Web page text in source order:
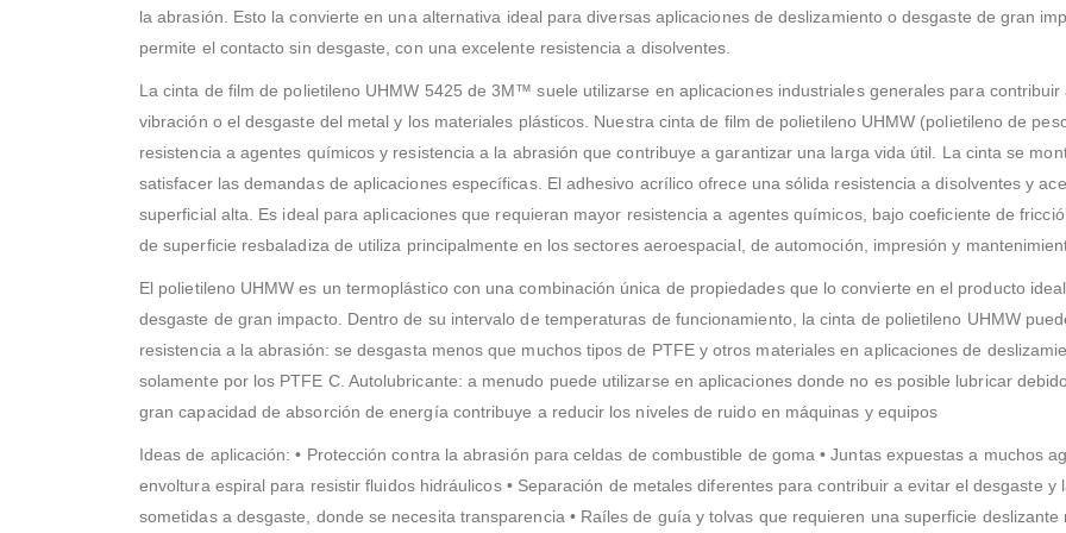
la abrasión. Esto la convierte en una alternativa ideal para diversas aplicaciones de deslizamiento o desgaste de gran
permite el contacto sin desgaste, con una excelente resistencia a disolventes.
La cinta de film de polietileno UHMW 5425 de 3M™ suele utilizarse en aplicaciones industriales generales para
vibración o el desgaste del metal y los materiales plásticos. Nuestra cinta de film de polietileno UHMW (polietileno de
resistencia a agentes químicos y resistencia a la abrasión que contribuye a garantizar una larga vida útil. La cinta se
satisfacer las demandas de aplicaciones específicas. El adhesivo acrílico ofrece una sólida resistencia a disolventes y
superficial alta. Es ideal para aplicaciones que requieran mayor resistencia a agentes químicos, bajo coeficiente de
de superficie resbaladiza de utiliza principalmente en los sectores aeroespacial, de automoción, impresión y
El polietileno UHMW es un termoplástico con una combinación única de propiedades que lo convierte en el producto
desgaste de gran impacto. Dentro de su intervalo de temperaturas de funcionamiento, la cinta de polietileno UHMW
resistencia a la abrasión: se desgasta menos que muchos tipos de PTFE y otros materiales en aplicaciones de
solamente por los PTFE C. Autolubricante: a menudo puede utilizarse en aplicaciones donde no es posible lubricar
gran capacidad de absorción de energía contribuye a reducir los niveles de ruido en máquinas y equipos
Ideas de aplicación: • Protección contra la abrasión para celdas de combustible de goma • Juntas expuestas a muchos
envoltura espiral para resistir fluidos hidráulicos • Separación de metales diferentes para contribuir a evitar el desgaste
sometidas a desgaste, donde se necesita transparencia • Raíles de guía y tolvas que requieren una superficie